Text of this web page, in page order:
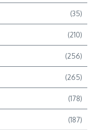
(35)
(210)
(256)
(265)
(178)
(187)